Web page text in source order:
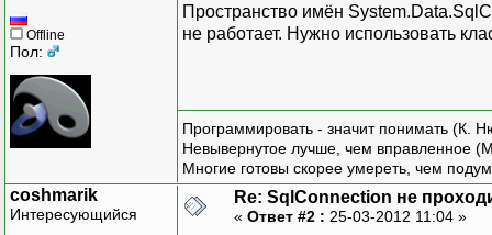
Offline
Пол:
Пространство имён
не работает. Нужно использовать
Программировать - значит понимать (К.
Невывернутое лучше, чем вправленное
Многие готовы скорее умереть, чем
coshmarik
Интересующийся
Re: SqlConnection не
« Ответ #2 : 25-03-2012 11:04 »